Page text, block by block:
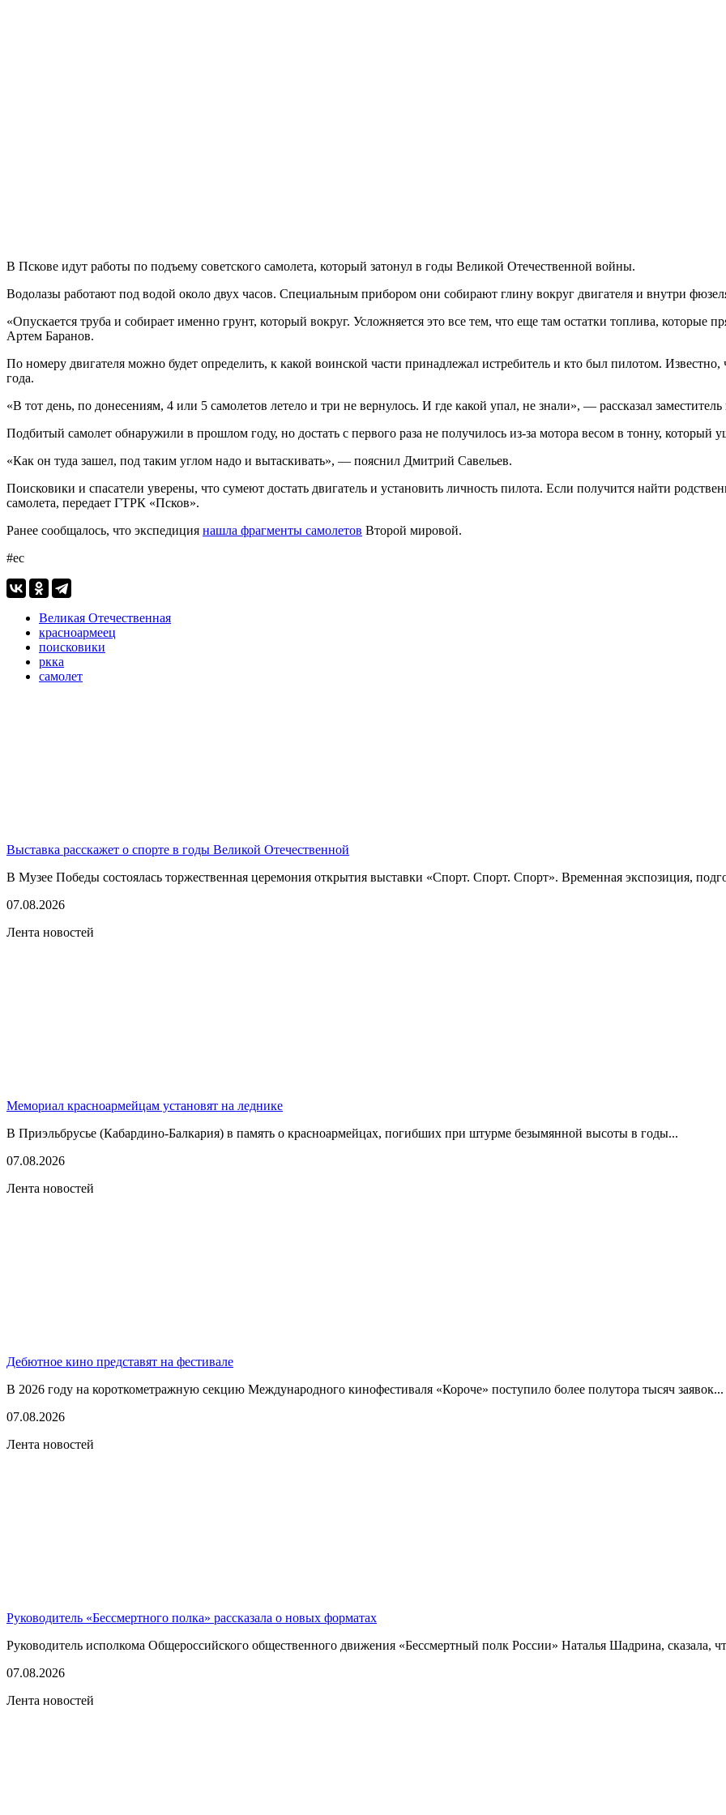
В Пскове идут работы по подъему советского самолета, который затонул в годы Великой Отечественной войны.
Водолазы работают под водой около двух часов. Специальным прибором они собирают глину вокруг двигателя и внутри
«Опускается труба и собирает именно грунт, который вокруг. Усложняется это все тем, что еще там остатки топлива, которые
Артем Баранов.
По номеру двигателя можно будет определить, к какой воинской части принадлежал истребитель и кто был пилотом.
года.
«В тот день, по донесениям, 4 или 5 самолетов летело и три не вернулось. И где какой упал, не знали», — рассказал
Подбитый самолет обнаружили в прошлом году, но достать с первого раза не получилось из-за мотора весом в тонну, который
«Как он туда зашел, под таким углом надо и вытаскивать», — пояснил Дмитрий Савельев.
Поисковики и спасатели уверены, что сумеют достать двигатель и установить личность пилота. Если получится найти
самолета, передает ГТРК «Псков».
Ранее сообщалось, что экспедиция нашла фрагменты самолетов Второй мировой.
#ес
Великая Отечественная
красноармеец
поисковики
ркка
самолет
Выставка расскажет о спорте в годы Великой Отечественной
В Музее Победы состоялась торжественная церемония открытия выставки «Спорт. Спорт. Спорт». Временная экспозиция,
07.08.2026
Лента новостей
Мемориал красноармейцам установят на леднике
В Приэльбрусье (Кабардино-Балкария) в память о красноармейцах, погибших при штурме безымянной высоты в годы...
07.08.2026
Лента новостей
Дебютное кино представят на фестивале
В 2026 году на короткометражную секцию Международного кинофестиваля «Короче» поступило более полутора тысяч заявок...
07.08.2026
Лента новостей
Руководитель «Бессмертного полка» рассказала о новых форматах
Руководитель исполкома Общероссийского общественного движения «Бессмертный полк России» Наталья Шадрина, сказала,
07.08.2026
Лента новостей